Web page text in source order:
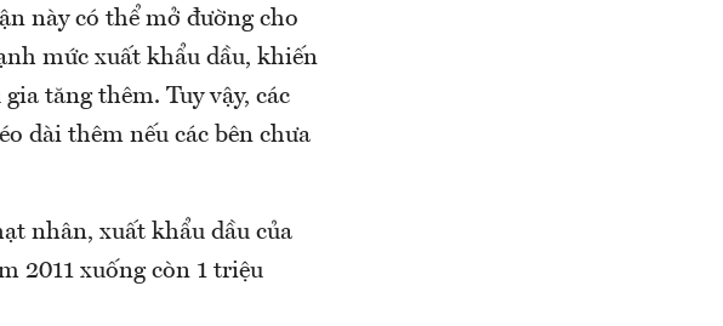
này có thể mở đường cho
mức xuất khẩu dầu, khiến
tăng thêm. Tuy vậy, các
dài thêm nếu các bên chưa
nhân, xuất khẩu dầu của
2011 xuống còn 1 triệu